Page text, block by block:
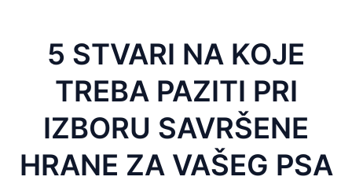
5 STVARI NA KOJE
TREBA PAZITI PRI
IZBORU SAVRŠENE
HRANE ZA VAŠEG PSA